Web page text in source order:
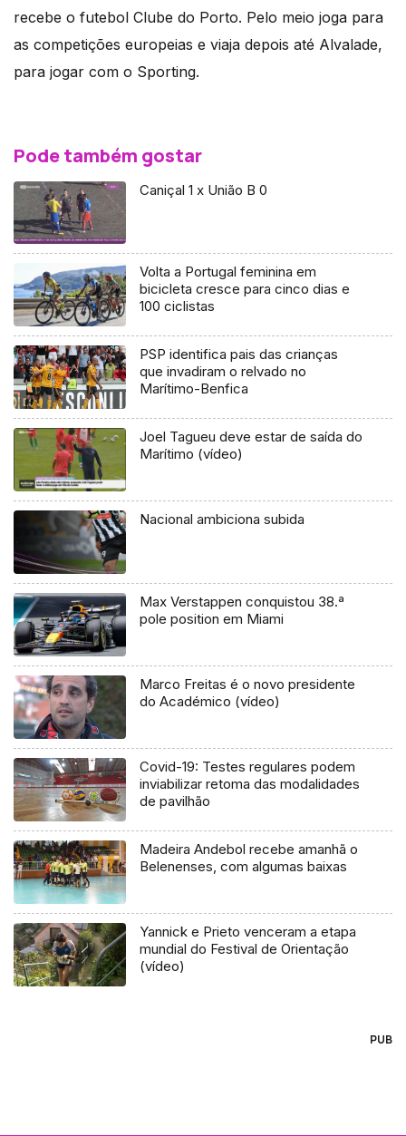
recebe o futebol Clube do Porto. Pelo meio joga para
as competições europeias e viaja depois até Alvalade,
para jogar com o Sporting.
Pode também gostar
Caniçal 1 x União B 0
Volta a Portugal feminina em
bicicleta cresce para cinco dias e
100 ciclistas
PSP identifica pais das crianças
que invadiram o relvado no
Marítimo-Benfica
Joel Tagueu deve estar de saída do
Marítimo (vídeo)
Nacional ambiciona subida
Max Verstappen conquistou 38.ª
pole position em Miami
Marco Freitas é o novo presidente
do Académico (vídeo)
Covid-19: Testes regulares podem
inviabilizar retoma das modalidades
de pavilhão
Madeira Andebol recebe amanhã o
Belenenses, com algumas baixas
Yannick e Prieto venceram a etapa
mundial do Festival de Orientação
(vídeo)
PUB